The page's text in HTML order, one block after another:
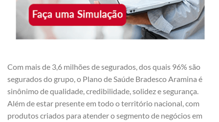
Com mais de 3,6 milhões de segurados, dos quais 96% são
segurados do grupo, o Plano de Saúde Bradesco Aramina é
sinônimo de qualidade, credibilidade, solidez e segurança.
Além de estar presente em todo o território nacional, com
produtos criados para atender o segmento de negócios em